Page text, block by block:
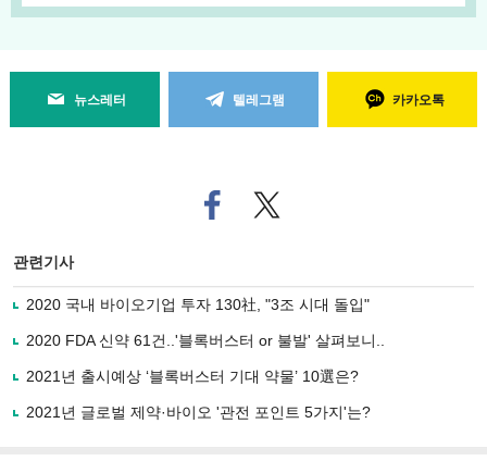
뉴스레터 텔레그램 카카오톡
페
이
로
기
사
유
기
트위
터로
관련기사
2020 국내 바이오기업 투자 130社, "3조 시대 돌입"
2020 FDA 신약 61건..'블록버스터 or 불발' 살펴보니..
2021년 출시예상 ‘블록버스터 기대 약물’ 10選은?
2021년 글로벌 제약·바이오 '관전 포인트 5가지'는?